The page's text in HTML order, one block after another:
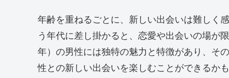
年齢を重ねるごとに、新しい出会いは難しく
う年代に差し掛かると、恋愛や出会いの場が
年）の男性には独特の魅力と特徴があり、そ
性との新しい出会いを楽しむことができるか